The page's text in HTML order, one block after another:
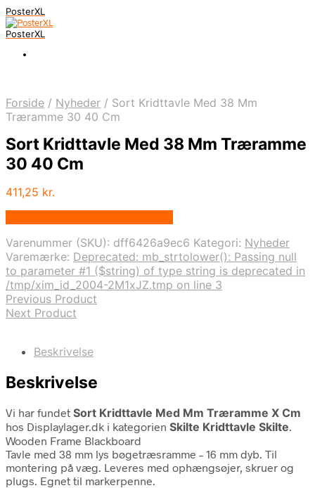
PosterXL
PosterXL
Forside / Nyheder / Sort Kridttavle Med 38 Mm
Træramme 30 40 Cm
Sort Kridttavle Med 38 Mm Træramme
30 40 Cm
411,25 kr.
Varenummer (SKU): dff6426a9ec6 Kategori: Nyheder
Varemærke: Deprecated: mb_strtolower(): Passing null
to parameter #1 ($string) of type string is deprecated in
/tmp/xim_id_2004-2M1xJZ.tmp on line 3
Previous Product
Next Product
Beskrivelse
Beskrivelse
Vi har fundet Sort Kridttavle Med Mm Træramme X Cm
hos Displaylager.dk i kategorien Skilte Kridttavle Skilte.
Wooden Frame Blackboard
Tavle med 38 mm lys bøgetræsramme – 16 mm dyb. Til
montering på væg. Leveres med ophængsøjer, skruer og
plugs. Egnet til markerpenne.